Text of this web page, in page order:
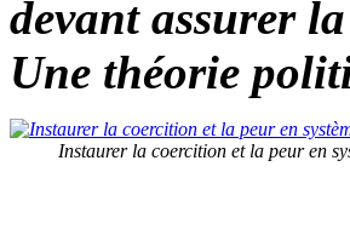
devant assurer
Une théorie
Instaurer la coercition et la peur en